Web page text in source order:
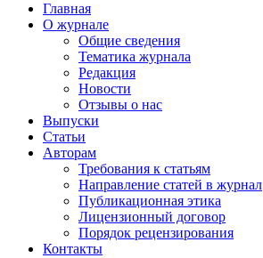
Главная
О журнале
Общие сведения
Тематика журнала
Редакция
Новости
Отзывы о нас
Выпуски
Статьи
Авторам
Требования к статьям
Направление статей в журнал
Публикационная этика
Лицензионный договор
Порядок рецензирования
Контакты